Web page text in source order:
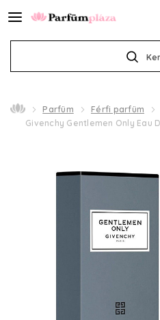
Parfüm Férfi parfüm
Givenchy Gentlemen Only Eau